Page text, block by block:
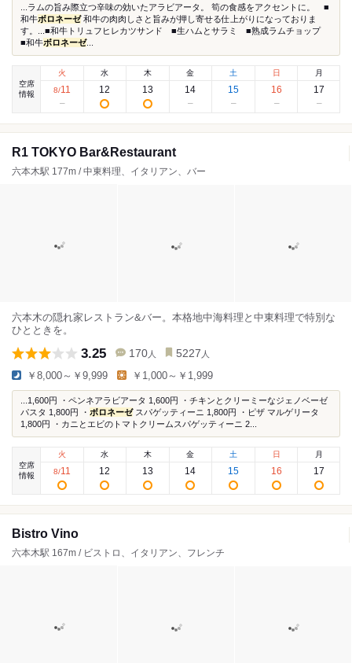
...ラムの旨み際立つ辛味の効いたアラビアータ。 筍の食感をアクセントに。 ■
和牛ボロネーゼ和牛の肉肉しさと旨みが押し寄せる仕上がりになっておりま
す。...■和牛トリュフヒレカツサンド ■生ハムとサラミ ■熟成ラムチョップ
■和牛ボロネーゼ...
空席
情報
火
8/11
水
12
木
13
金
14
土
15
日
16
月
17
R1 TOKYO Bar&Restaurant
六本木駅 177m / 中東料理、イタリアン、バー
六本木の隠れ家レストラン&バー。本格地中海料理と中東料理で特別な
ひとときを。
3.25 170 人 5227 人
￥8,000～￥9,999 ￥1,000～￥1,999
...1,600円 ・ペンネアラビアータ 1,600円 ・チキンとクリーミーなジェノベーゼ
パスタ 1,800円 ・ ボロネーゼスパゲッティーニ 1,800円 ・ピザ マルゲリータ
1,800円 ・カニとエビのトマトクリームスパゲッティーニ 2...
空席
情報
火
8/11
水
12
木
13
金
14
土
15
日
16
月
17
Bistro Vino
六本木駅 167m / ビストロ、イタリアン、フレンチ